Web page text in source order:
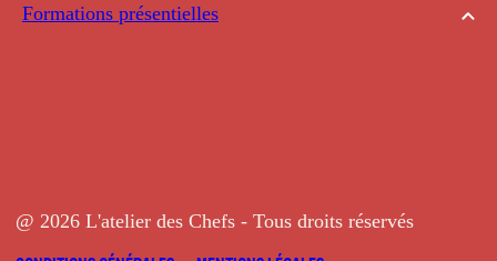
Formations présentielles
@ 2026 L'atelier des Chefs - Tous droits réservés